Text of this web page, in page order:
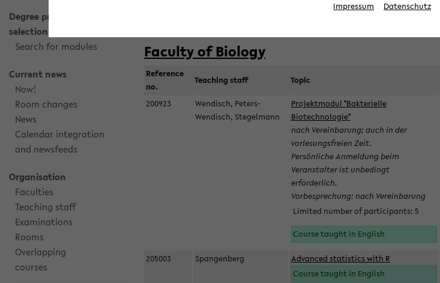
Degree programme
selection
Search for modules
Current news
Now!
Room changes
News
Calendar integration
and newsfeeds
Organisation
Faculties
Teaching staff
Examinations
Rooms
Overlapping
courses
Faculty of Biology
Reference
no.
Teaching staff Topic
200923
Wendisch, Peters-
Wendisch, Stegelmann
Projektmodul "Bakterielle
Biotechnologie"
nach Vereinbarung; auch in der
vorlesungsfreien Zeit.
Persönliche Anmeldung beim
Veranstalter ist unbedingt
erforderlich.
Vorbesprechung: nach Vereinbarung
Limited number of participants: 5
Course taught in English
205003 Spangenberg
Advanced statistics with R
Course taught in English
Impressum Datenschutz